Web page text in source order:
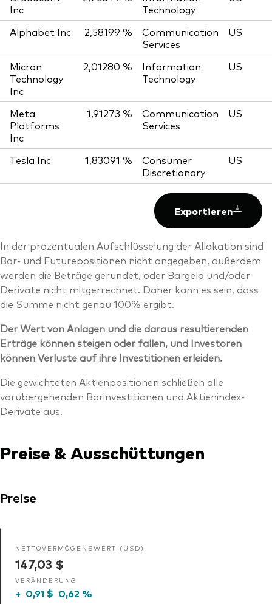
Inc
Technology
Alphabet Inc 2,58199 %
Communication
Services
US
Micron
Technology
Inc
2,01280 %
Information
Technology
US
Meta
Platforms
Inc
1,91273 %
Communication
Services
US
Tesla Inc 1,83091 %
Consumer
Discretionary
US
Exportieren
In der prozentualen Aufschlüsselung der Allokation sind
Bar- und Futurepositionen nicht angegeben, außerdem
werden die Beträge gerundet, oder Bargeld und/oder
Derivate nicht mitgerrechnet. Daher kann es sein, dass
die Summe nicht genau 100% ergibt.
Der Wert von Anlagen und die daraus resultierenden
Erträge können steigen oder fallen, und Investoren
können Verluste auf ihre Investitionen erleiden.
Die gewichteten Aktienpositionen schließen alle
vorübergehenden Barinvestitionen und Aktienindex-
Derivate aus.
Preise & Ausschüttungen
Preise
NETTOVERMÖGENSWERT (USD)
147,03 $
VERÄNDERUNG
+ 0,91 $ 0,62 %